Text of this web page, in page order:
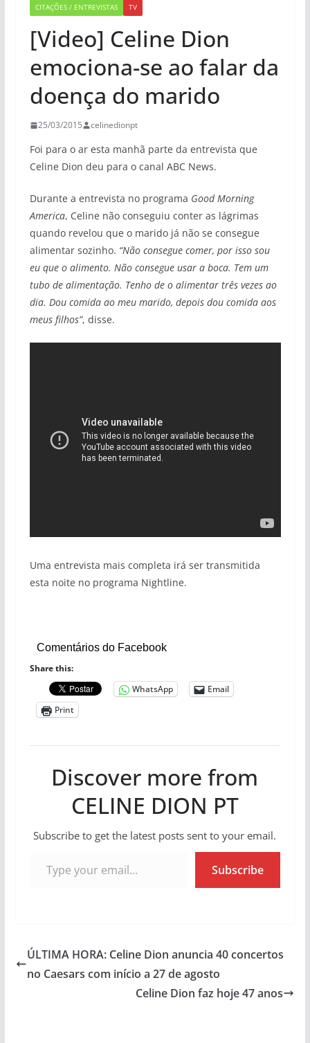
CITAÇÕES / ENTREVISTAS TV
[Video] Celine Dion
emociona-se ao falar da
doença do marido
25/03/2015 celinedionpt
Foi para o ar esta manhã parte da entrevista que
Celine Dion deu para o canal ABC News.
Durante a entrevista no programa Good Morning
America, Celine não conseguiu conter as lágrimas
quando revelou que o marido já não se consegue
alimentar sozinho. “Não consegue comer, por isso sou
eu que o alimento. Não consegue usar a boca. Tem um
tubo de alimentação. Tenho de o alimentar três vezes ao
dia. Dou comida ao meu marido, depois dou comida aos
meus filhos”, disse.
Uma entrevista mais completa irá ser transmitida
esta noite no programa Nightline.
Comentários do Facebook
Share this:
WhatsApp
Email
Print
Discover more from
CELINE DION PT
Subscribe to get the latest posts sent to your email.
Subscribe
ÚLTIMA HORA: Celine Dion anuncia 40 concertos
no Caesars com início a 27 de agosto
Celine Dion faz hoje 47 anos